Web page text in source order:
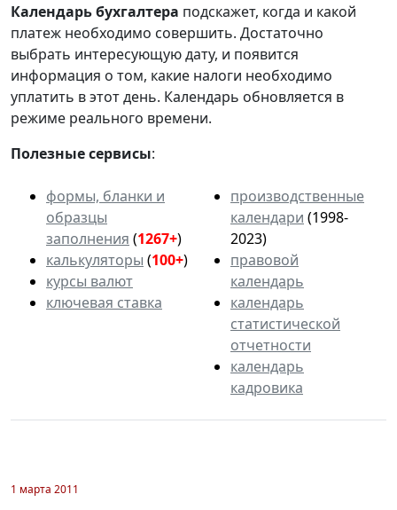
Календарьбухгалтера подскажет, когда и какой
платеж необходимо совершить. Достаточно
выбрать интересующую дату, и появится
информация о том, какие налоги необходимо
уплатить в этот день. Календарь обновляется в
режиме реального времени.
Полезные сервисы:
формы, бланки и
образцы
заполнения (1267+)
калькуляторы (100+)
курсы валют
ключевая ставка
производственные
календари (1998-
2023)
правовой
календарь
календарь
статистической
отчетности
календарь
кадровика
1 марта 2011